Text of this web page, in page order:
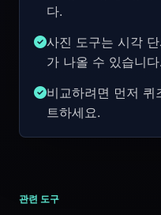
다.
사진 도구는 시각
가 나올 수 있습니다.
비교하려면 먼저 퀴
트하세요.
관련 도구